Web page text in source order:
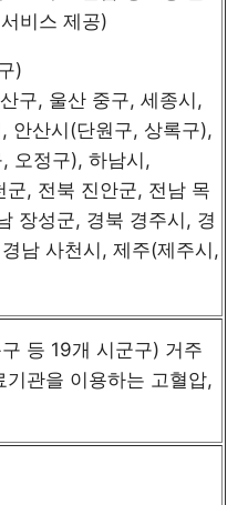
비스 제공)
)
구, 울산 중구, 세종시,
안산시(단원구, 상록구),
오정구), 하남시,
, 전북 진안군, 전남 목
장성군, 경북 경주시, 경
남 사천시, 제주(제주시,
등 19개 시군구) 거주
관을 이용하는 고혈압,